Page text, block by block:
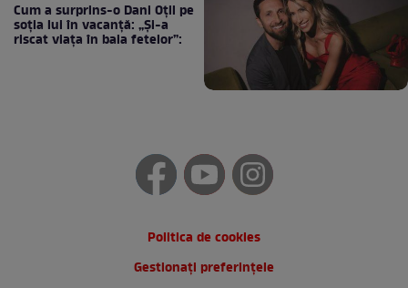
Cum a surprins-o Dani Oțil pe
soția lui în vacanță: „Și-a
riscat viața în baia fetelor”:
Politica de cookies
Gestionați preferințele